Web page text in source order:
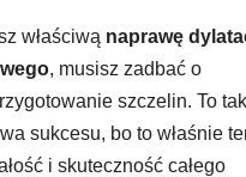
właściwą naprawę
, musisz zadbać o
szczelin. To tak
sukcesu, bo to właśnie
i skuteczność całego